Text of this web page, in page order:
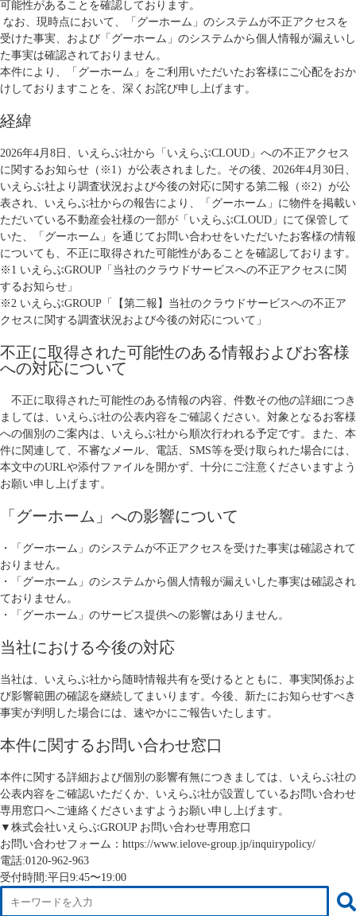
可能性があることを確認しております。
なお、現時点において、「グーホーム」のシステムが不正アクセスを
受けた事実、および「グーホーム」のシステムから個人情報が漏えいし
た事実は確認されておりません。
本件により、「グーホーム」をご利用いただいたお客様にご心配をおか
けしておりますことを、深くお詫び申し上げます。
経緯
2026年4月8日、いえらぶ社から「いえらぶCLOUD」への不正アクセス
に関するお知らせ（※1）が公表されました。その後、2026年4月30日、
いえらぶ社より調査状況および今後の対応に関する第二報（※2）が公
表され、いえらぶ社からの報告により、「グーホーム」に物件を掲載い
ただいている不動産会社様の一部が「いえらぶCLOUD」にて保管して
いた、「グーホーム」を通じてお問い合わせをいただいたお客様の情報
についても、不正に取得された可能性があることを確認しております。
※1 いえらぶGROUP「当社のクラウドサービスへの不正アクセスに関
するお知らせ」
※2 いえらぶGROUP「【第二報】当社のクラウドサービスへの不正ア
クセスに関する調査状況および今後の対応について」
不正に取得された可能性のある情報およびお客様
への対応について
不正に取得された可能性のある情報の内容、件数その他の詳細につき
ましては、いえらぶ社の公表内容をご確認ください。対象となるお客様
への個別のご案内は、いえらぶ社から順次行われる予定です。また、本
件に関連して、不審なメール、電話、SMS等を受け取られた場合には、
本文中のURLや添付ファイルを開かず、十分にご注意くださいますよう
お願い申し上げます。
「グーホーム」への影響について
・「グーホーム」のシステムが不正アクセスを受けた事実は確認されて
おりません。
・「グーホーム」のシステムから個人情報が漏えいした事実は確認され
ておりません。
・「グーホーム」のサービス提供への影響はありません。
当社における今後の対応
当社は、いえらぶ社から随時情報共有を受けるとともに、事実関係およ
び影響範囲の確認を継続してまいります。今後、新たにお知らせすべき
事実が判明した場合には、速やかにご報告いたします。
本件に関するお問い合わせ窓口
本件に関する詳細および個別の影響有無につきましては、いえらぶ社の
公表内容をご確認いただくか、いえらぶ社が設置しているお問い合わせ
専用窓口へご連絡くださいますようお願い申し上げます。
▼株式会社いえらぶGROUP お問い合わせ専用窓口
お問い合わせフォーム： https://www.ielove-group.jp/inquirypolicy/
電話:0120-962-963
受付時間:平日9:45〜19:00